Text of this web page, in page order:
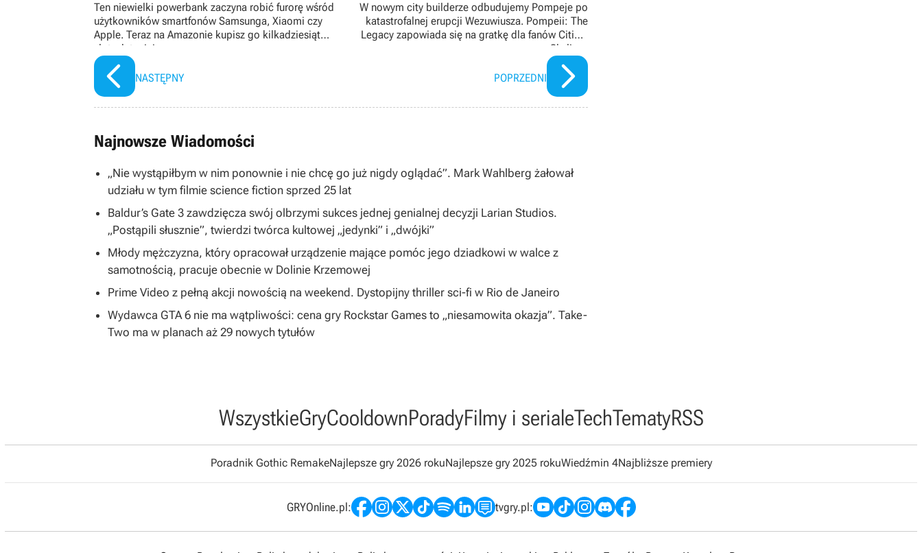
Ten niewielki powerbank zaczyna robić furorę wśród
użytkowników smartfonów Samsunga, Xiaomi czy
Apple. Teraz na Amazonie kupisz go kilkadziesiąt
złotych taniej
NASTĘPNY
W nowym city builderze odbudujemy Pompeje po
katastrofalnej erupcji Wezuwiusza. Pompeii: The
Legacy zapowiada się na gratkę dla fanów Cities:
Skylines
POPRZEDNI
Najnowsze Wiadomości
„Nie wystąpiłbym w nim ponownie i nie chcę go już nigdy oglądać”. Mark Wahlberg żałował
udziału w tym filmie science fiction sprzed 25 lat
Baldur’s Gate 3 zawdzięcza swój olbrzymi sukces jednej genialnej decyzji Larian Studios.
„Postąpili słusznie”, twierdzi twórca kultowej „jedynki” i „dwójki”
Młody mężczyzna, który opracował urządzenie mające pomóc jego dziadkowi w walce z
samotnością, pracuje obecnie w Dolinie Krzemowej
Prime Video z pełną akcji nowością na weekend. Dystopijny thriller sci-fi w Rio de Janeiro
Wydawca GTA 6 nie ma wątpliwości: cena gry Rockstar Games to „niesamowita okazja”. Take-
Two ma w planach aż 29 nowych tytułów
WszystkieGryCooldownPoradyFilmy i serialeTechTematyRSS
Poradnik Gothic RemakeNajlepsze gry 2026 rokuNajlepsze gry 2025 rokuWiedźmin 4Najbliższe premiery
GRYOnline.pl: tvgry.pl: